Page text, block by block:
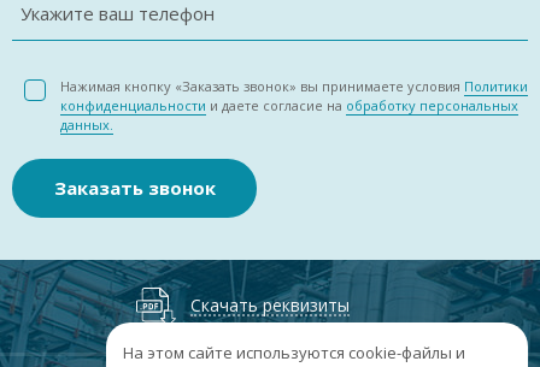
Укажите ваш телефон
Нажимая кнопку «Заказать звонок» вы принимаете условия Политики
конфиденциальности и даете согласие на обработку персональных
данных.
Заказать звонок
Скачать реквизиты
На этом сайте используются cookie-файлы и